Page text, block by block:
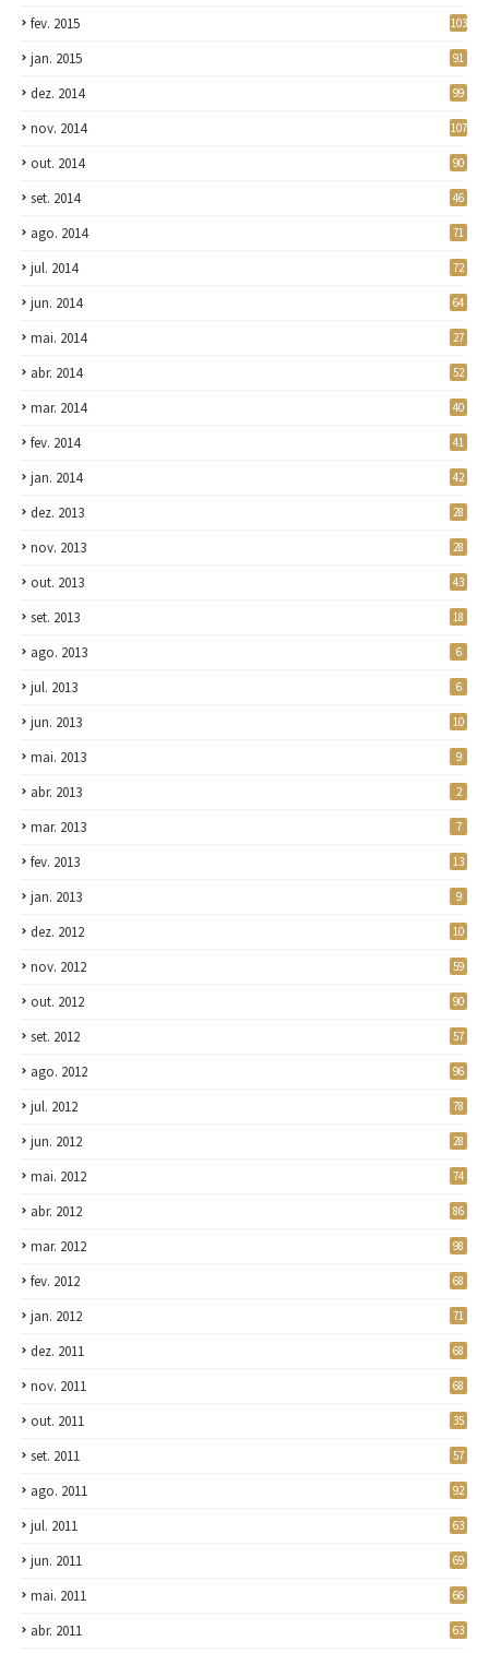
fev. 2015 103
jan. 2015 91
dez. 2014 99
nov. 2014 107
out. 2014 90
set. 2014 46
ago. 2014 71
jul. 2014 72
jun. 2014 64
mai. 2014 27
abr. 2014 52
mar. 2014 40
fev. 2014 41
jan. 2014 42
dez. 2013 28
nov. 2013 28
out. 2013 43
set. 2013 18
ago. 2013 6
jul. 2013 6
jun. 2013 10
mai. 2013 9
abr. 2013 2
mar. 2013 7
fev. 2013 13
jan. 2013 9
dez. 2012 10
nov. 2012 59
out. 2012 90
set. 2012 57
ago. 2012 96
jul. 2012 78
jun. 2012 28
mai. 2012 74
abr. 2012 86
mar. 2012 98
fev. 2012 68
jan. 2012 71
dez. 2011 68
nov. 2011 68
out. 2011 35
set. 2011 57
ago. 2011 92
jul. 2011 63
jun. 2011 69
mai. 2011 66
abr. 2011 63